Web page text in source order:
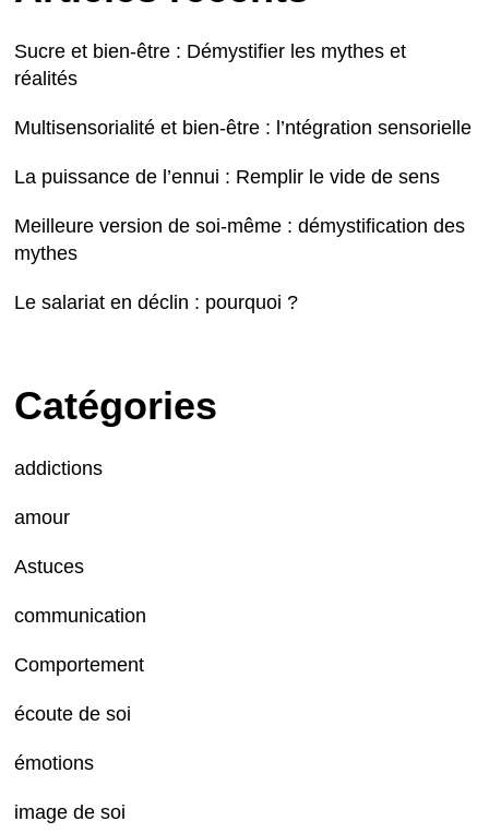
Sucre et bien-être : Démystifier les mythes et
réalités
Multisensorialité et bien-être : l’ntégration sensorielle
La puissance de l’ennui : Remplir le vide de sens
Meilleure version de soi-même : démystification des
mythes
Le salariat en déclin : pourquoi ?
Catégories
addictions
amour
Astuces
communication
Comportement
écoute de soi
émotions
image de soi